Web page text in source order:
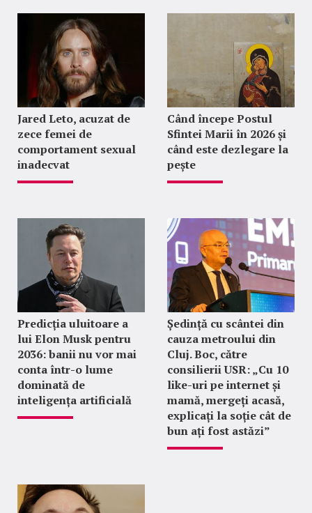
Jared Leto, acuzat de
zece femei de
comportament sexual
inadecvat
Când începe Postul
Sfintei Marii în 2026 și
când este dezlegare la
pește
Predicția uluitoare a
lui Elon Musk pentru
2036: banii nu vor mai
conta într-o lume
dominată de
inteligența artificială
Ședință cu scântei din
cauza metroului din
Cluj. Boc, către
consilierii USR: „Cu 10
like-uri pe internet și
mamă, mergeți acasă,
explicați la soție cât de
bun ați fost astăzi”